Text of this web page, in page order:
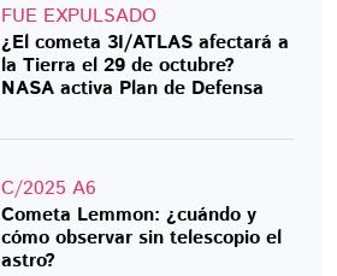
FUE EXPULSADO
¿El cometa 3I/ATLAS afectará a
la Tierra el 29 de octubre?
NASA activa Plan de Defensa
C/2025 A6
Cometa Lemmon: ¿cuándo y
cómo observar sin telescopio el
astro?